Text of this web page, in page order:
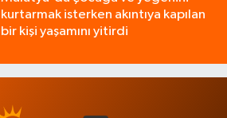
kurtarmak isterken akıntıya kapılan
bir kişi yaşamını yitirdi